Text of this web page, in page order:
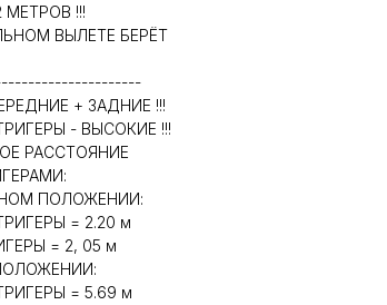
!!!
ВЫЛЕТЕ БЕРЁТ
+ ЗАДНИЕ !!!
- ВЫСОКИЕ !!!
РАССТОЯНИЕ
ПОЛОЖЕНИИ:
= 2.20 м
= 2, 05 м
= 5.69 м